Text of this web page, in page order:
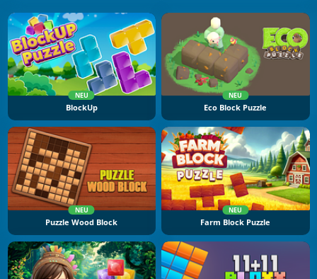
NEU
BlockUp
NEU
Eco Block Puzzle
NEU
Puzzle Wood Block
NEU
Farm Block Puzzle